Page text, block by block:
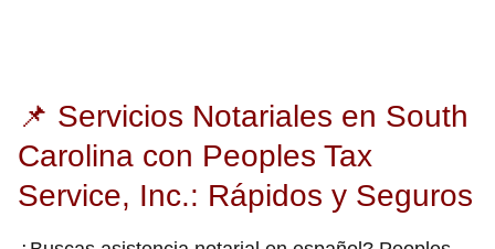
📌 Servicios Notariales en South
Carolina con Peoples Tax
Service, Inc.: Rápidos y Seguros